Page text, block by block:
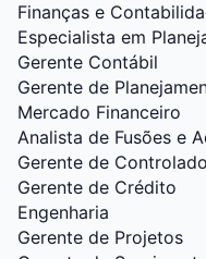
Finanças e
Especialista em
Gerente Contábil
Gerente de
Mercado Financeiro
Analista de Fusões e
Gerente de
Gerente de Crédito
Engenharia
Gerente de Projetos